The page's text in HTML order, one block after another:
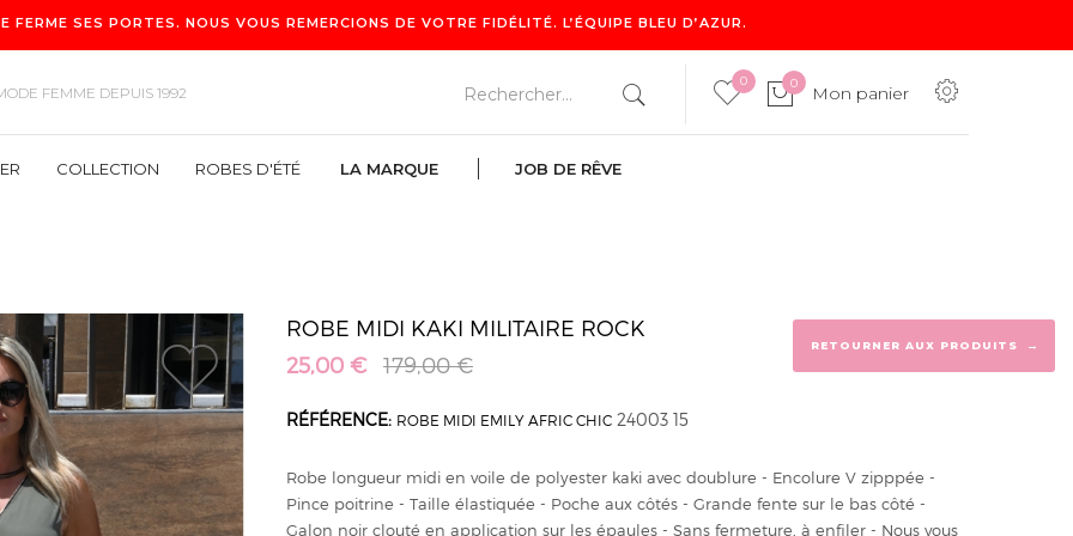
FERME SES PORTES. NOUS VOUS REMERCIONS DE VOTRE FIDÉLITÉ. L’ÉQUIPE BLEU D’AZUR.
FEMME DEPUIS 1992 Mon panier
0
0
COLLECTION ROBES D'ÉTÉ LA MARQUE JOB DE RÊVE
ROBE MIDI KAKI MILITAIRE ROCK
25,00 €
179,00 €
RÉFÉRENCE: ROBE MIDI EMILY AFRIC CHIC 24003 15
Robe longueur midi en voile de polyester kaki avec doublure - Encolure V zipppée -
Pince poitrine - Taille élastiquée - Poche aux côtés - Grande fente sur le bas côté -
Galon noir clouté en application sur les épaules - Sans fermeture, à enfiler - Nous vous
RETOURNER AUX PRODUITS →